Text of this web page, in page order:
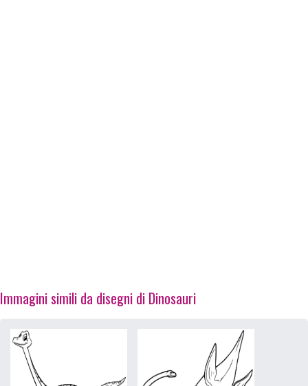
Immagini simili da disegni di Dinosauri